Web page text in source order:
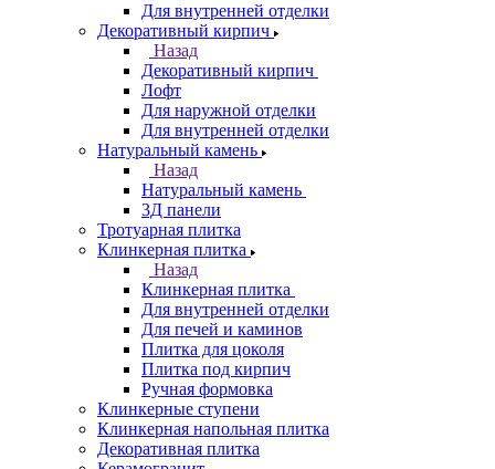
Для внутренней отделки
Декоративный кирпич
Назад
Декоративный кирпич
Лофт
Для наружной отделки
Для внутренней отделки
Натуральный камень
Назад
Натуральный камень
3Д панели
Тротуарная плитка
Клинкерная плитка
Назад
Клинкерная плитка
Для внутренней отделки
Для печей и каминов
Плитка для цоколя
Плитка под кирпич
Ручная формовка
Клинкерные ступени
Клинкерная напольная плитка
Декоративная плитка